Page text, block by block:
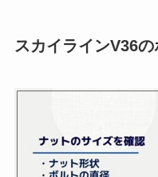
スカイラインV36